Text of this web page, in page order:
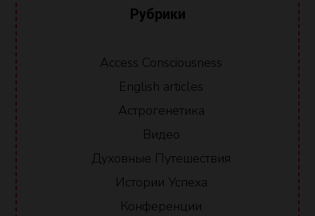
Рубрики
Access Consciousness
English articles
Астрогенетика
Видео
Духовные Путешествия
Истории Успеха
Конференции